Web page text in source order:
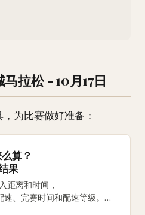
拉松 - 10月17日
为比赛做好准备：
算？
果
距离和时间，
、完赛时间和配速等级。